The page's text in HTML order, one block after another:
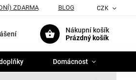
ZDARMA BLOG CZK
Nákupní košík
Prázdný košík
Domácnost